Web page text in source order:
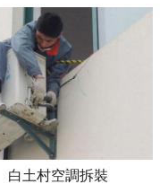
白土村空調拆裝